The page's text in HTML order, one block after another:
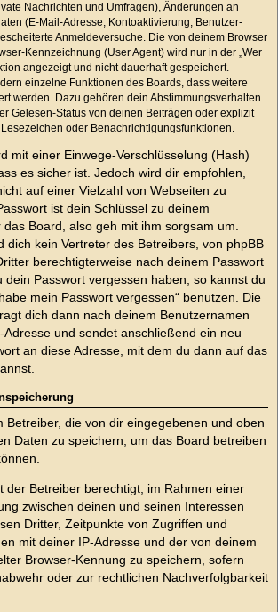
Nachrichten und Umfragen), Änderungen an
(E-Mail-Adresse, Kontoaktivierung, Benutzer-
Anmeldeversuche. Die von deinem Browser
Kennzeichnung (User Agent) wird nur in der „Wer
angezeigt und nicht dauerhaft gespeichert.
einzelne Funktionen des Boards, dass weitere
werden. Dazu gehören dein Abstimmungsverhalten
Gelesen-Status von deinen Beiträgen oder explizit
oder Benachrichtigungsfunktionen.
mit einer Einwege-Verschlüsselung (Hash)
es sicher ist. Jedoch wird dir empfohlen,
auf einer Vielzahl von Webseiten zu
ist dein Schlüssel zu deinem
das Board, also geh mit ihm sorgsam um.
dich kein Vertreter des Betreibers, von phpBB
berechtigterweise nach deinem Passwort
dein Passwort vergessen haben, so kannst du
mein Passwort vergessen“ benutzen. Die
dich dann nach deinem Benutzernamen
Adresse und sendet anschließend ein neu
an diese Adresse, mit dem du dann auf das
Betreiber, die von dir eingegebenen und oben
Daten zu speichern, um das Board betreiben
der Betreiber berechtigt, im Rahmen einer
zwischen deinen und seinen Interessen
Dritter, Zeitpunkte von Zugriffen und
mit deiner IP-Adresse und der von deinem
Browser-Kennung zu speichern, sofern
oder zur rechtlichen Nachverfolgbarkeit